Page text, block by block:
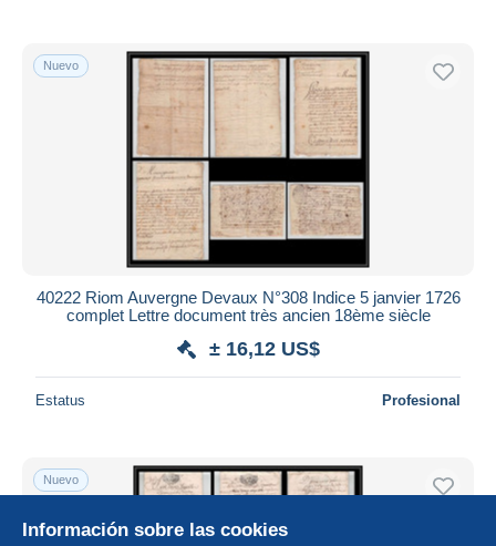
Nuevo
40222 Riom Auvergne Devaux N°308 Indice 5 janvier 1726
complet Lettre document très ancien 18ème siècle
± 16,12 US$
Estatus Profesional
Nuevo
Información sobre las cookies